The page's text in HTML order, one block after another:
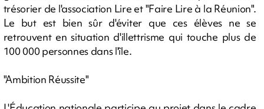
trésorier de l'association Lire et "Faire Lire à la Réunion".
Le but est bien sûr d'éviter que ces élèves ne se
retrouvent en situation d'illettrisme qui touche plus de
100 000 personnes dans l'île.
"Ambition Réussite"